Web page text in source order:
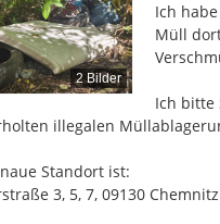
2 Bilder
Ich
Müll
Ich bitte
illegalen
Standort ist:
3, 5, 7, 09130 Chemnitz